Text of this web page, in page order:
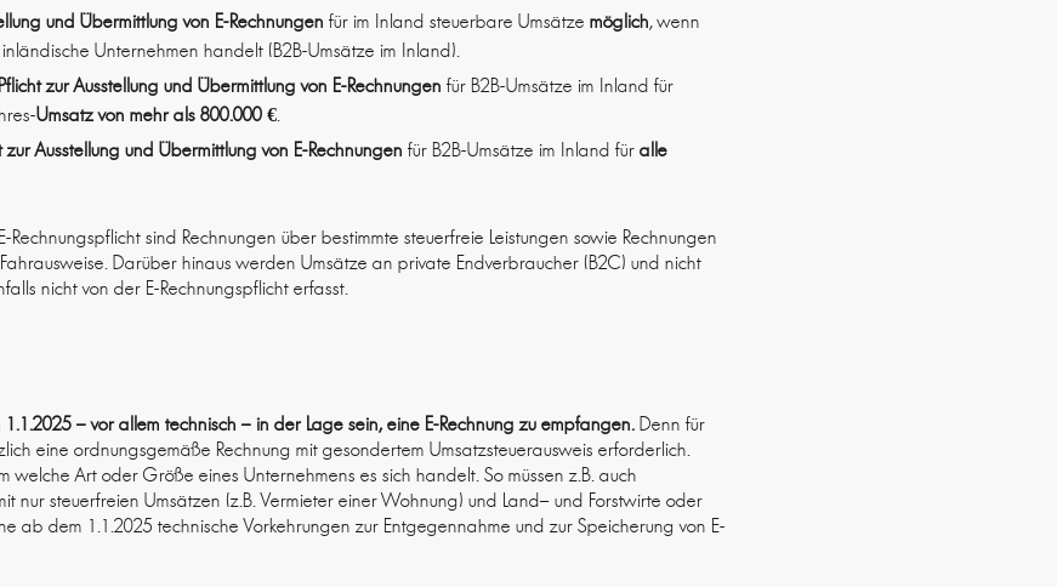
und Übermittlung von E-Rechnungen für im Inland steuerbare Umsätzemöglich, wenn
Unternehmen handelt (B2B-Umsätze im Inland).
Pflicht zur Ausstellung und Übermittlung von E-Rechnungen für B2B-Umsätze im Inland für
Umsatz von mehr als 800.000 €.
zur Ausstellung und Übermittlung von E-Rechnungen für B2B-Umsätze im Inland füralle
Rechnungspflicht sind Rechnungen über bestimmte steuerfreie Leistungen sowie Rechnungen
Darüber hinaus werden Umsätze an private Endverbraucher (B2C) und nicht
nicht von der E-Rechnungspflicht erfasst.
1.1.2025 – vor allem technisch – in der Lage sein, eine E-Rechnung zu empfangen. Denn für
eine ordnungsgemäße Rechnung mit gesondertem Umsatzsteuerausweis erforderlich.
welche Art oder Größe eines Unternehmens es sich handelt. So müssen z.B. auch
nur steuerfreien Umsätzen (z.B. Vermieter einer Wohnung) und Land– und Forstwirte oder
ab dem 1.1.2025 technische Vorkehrungen zur Entgegennahme und zur Speicherung von E-